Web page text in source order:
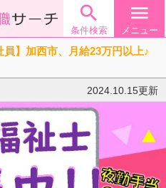

条件検索
menu
メニュー
】加西市、月給23万円以上♪
2024.10.15更新